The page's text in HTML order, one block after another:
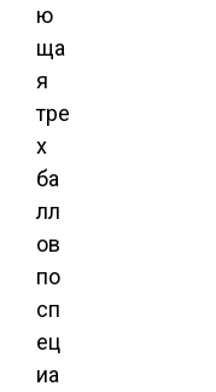
ю
ща
я
тре
х
ба
лл
ов
по
сп
ец
иа